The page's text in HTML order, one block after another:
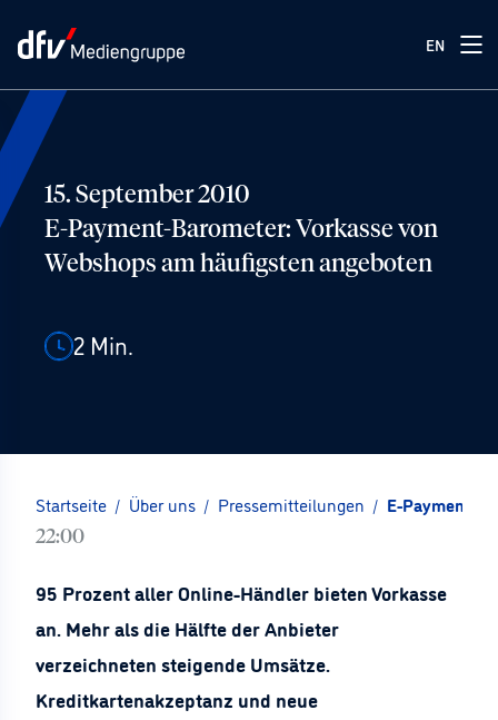
EN
15. September 2010
E-Payment-Barometer: Vorkasse von
Webshops am häufigsten angeboten
2 Min.
Startseite / Über uns / Pressemitteilungen / E-Payment-
22:00
95 Prozent aller Online-Händler bieten Vorkasse
an. Mehr als die Hälfte der Anbieter
verzeichneten steigende Umsätze.
Kreditkartenakzeptanz und neue